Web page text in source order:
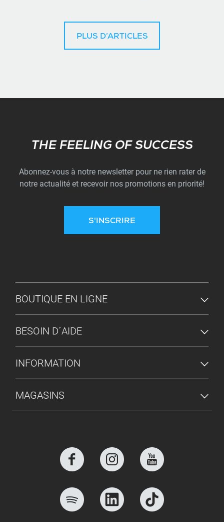
PLUS D’ARTICLES
Subscribe
THE FEELING OF SUCCESS
Abonnez-vous à notre newsletter pour ne rien rater de
notre actualité et recevoir nos promotions en priorité!
S'INSCRIRE
MENU DU PIED DE PAGE
BOUTIQUE EN LIGNE
BESOIN D´AIDE
INFORMATION
MAGASINS